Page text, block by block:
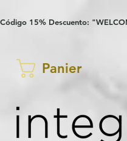
Código 15% Descuento:
Panier